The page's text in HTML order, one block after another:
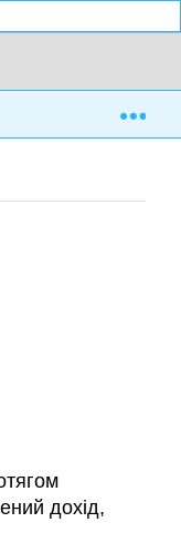
дохід,